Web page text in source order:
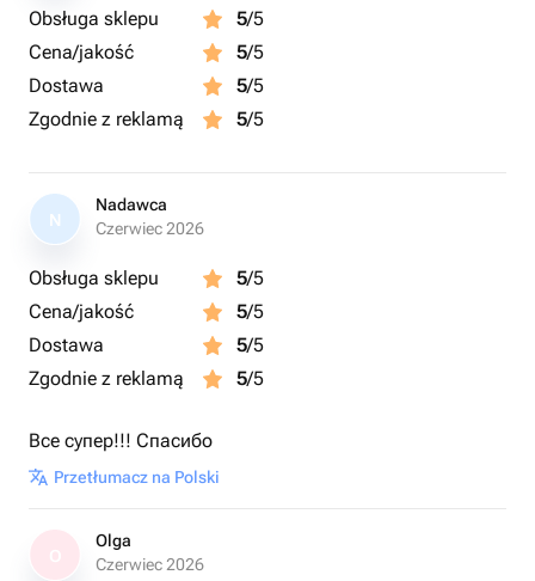
Obsługa sklepu 5/5
Cena/jakość
5/5
Dostawa
5/5
Zgodnie z reklamą
5/5
N
Nadawca
Czerwiec 2026
Obsługa sklepu 5/5
Cena/jakość
5/5
Dostawa
5/5
Zgodnie z reklamą
5/5
Все супер!!! Спасибо
Przetłumacz na Polski
Olga
Czerwiec 2026